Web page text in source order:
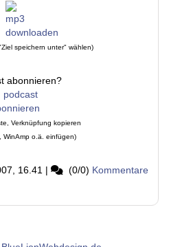
speichern unter" wählen)
abonnieren?
Verknüpfung kopieren
WinAmp o.ä. einfügen)
16.41 | (0/0) Kommentare